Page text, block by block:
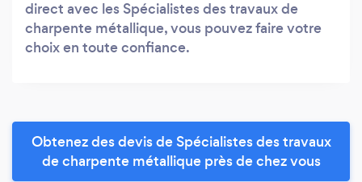
direct avec les Spécialistes des travaux de
charpente métallique, vous pouvez faire votre
choix en toute confiance.
Obtenez des devis de Spécialistes des travaux
de charpente métallique près de chez vous